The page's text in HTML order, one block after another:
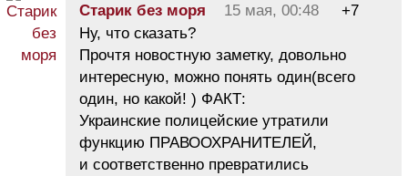
Старик без моря 15 мая, 00:48
+7
Ну, что сказать?
Прочтя новостную заметку, довольно
интересную, можно понять один(всего
один, но какой! ) ФАКТ:
Украинские полицейские утратили
функцию ПРАВООХРАНИТЕЛЕЙ,
и соответственно превратились